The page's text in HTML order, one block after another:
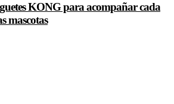
KONG para acompañar cada
mascotas